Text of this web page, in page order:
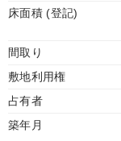
床面積 (登記)
間取り
敷地利用権
占有者
築年月